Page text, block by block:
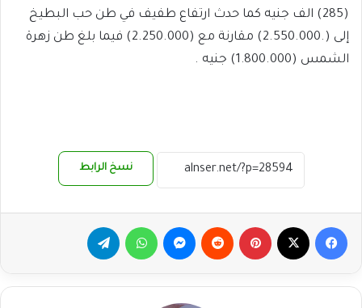
(285) الف جنيه كما حدث ارتفاع طفيف في طن حب البطيخ
إلى (.2.550.000) مقارنة مع (2.250.000) فيما بلغ طن زهرة
الشمس (1.800.000) جنيه .
نسخ الرابط
فيسبوك بينتيريست ماسنجر واتساب